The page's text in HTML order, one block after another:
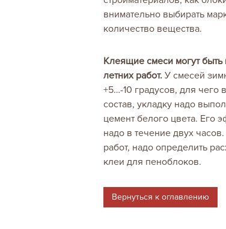
внимательно выбирать
количество вещества.
Клеящие смеси могут
летних работ. У смесей
+5…-10 градусов, для чего
состав, укладку надо
цемент белого цвета. Его
надо в течение двух
работ, надо определить
клеи для пеноблоков.
Вернуться к оглавлению